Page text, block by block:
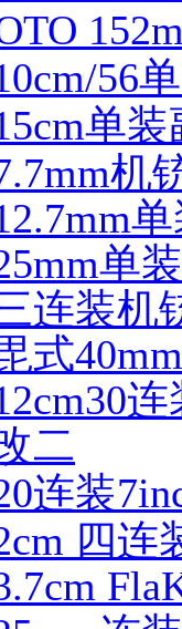
56
单
机
单
连装机
式
二
连装
四连